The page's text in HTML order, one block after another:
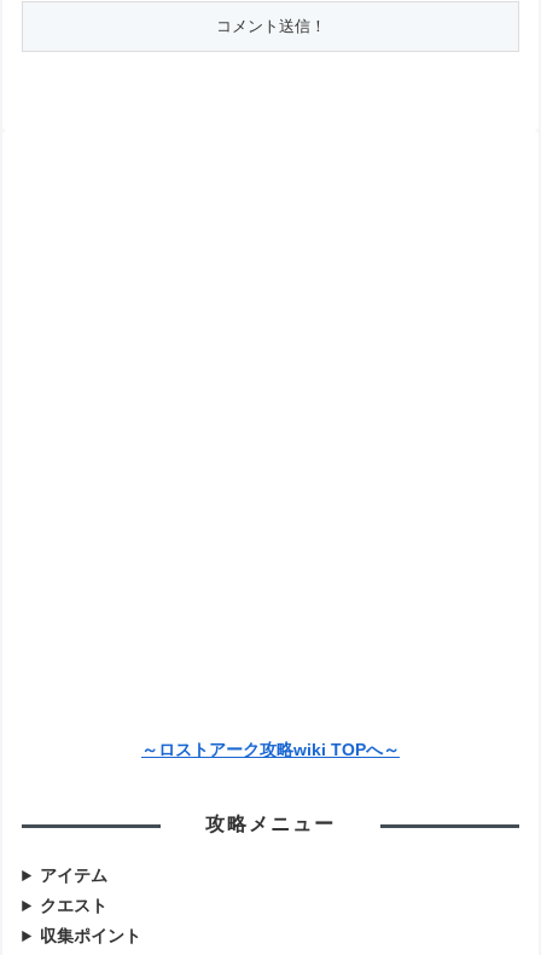
～ロストアーク攻略wiki TOPへ～
攻略メニュー
アイテム
クエスト
収集ポイント